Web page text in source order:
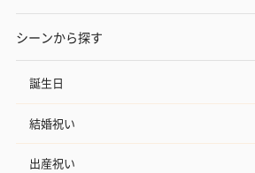
シーンから探す
誕生日
結婚祝い
出産祝い